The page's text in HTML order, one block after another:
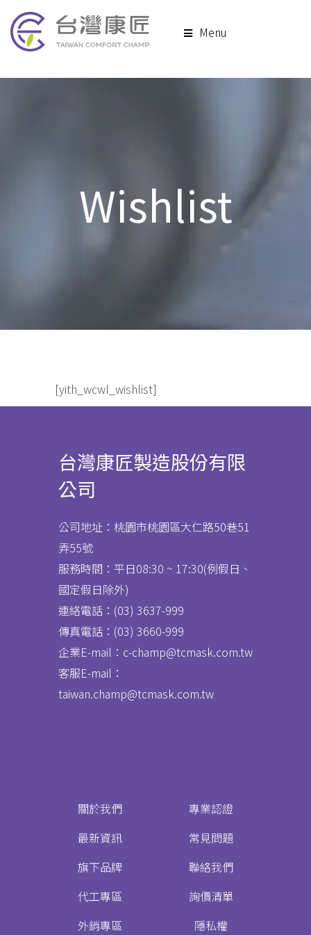
Menu
Wishlist
[yith_wcwl_wishlist]
台灣康匠製造股份有限
公司
公司地址：桃園市桃園區大仁路50巷51
弄55號
服務時間：平日08:30 ~ 17:30(例假日、
國定假日除外)
連絡電話：(03) 3637-999
傳真電話： (03) 3660-999
企業E-mail：c-champ@tcmask.com.tw
客服E-mail：
taiwan.champ@tcmask.com.tw
關於我們
最新資訊
旗下品牌
代工專區
外銷專區
專業認證
常見問題
聯絡我們
詢價清單
隱私權